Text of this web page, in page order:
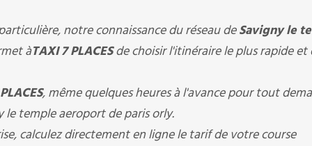
notre connaissance du réseau deSavigny le
àTAXI 7 PLACESde choisir l'itinéraire le plus rapide et
, même quelques heures à l'avance pour tout
le temple aeroport de paris orly.
calculez directement en ligne le tarif de votre course